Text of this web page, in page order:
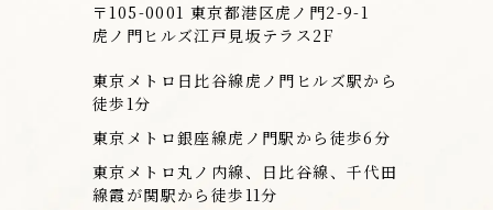
〒105-0001 東京都港区虎ノ門2-9-1
虎ノ門ヒルズ江戸見坂テラス2F
東京メトロ日比谷線虎ノ門ヒルズ駅から
徒歩1分
東京メトロ銀座線虎ノ門駅から徒歩6分
東京メトロ丸ノ内線、日比谷線、千代田
線霞が関駅から徒歩11分